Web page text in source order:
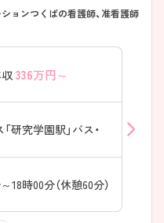
ョンつくばの看護師、准看護師
336万円～
研究学園駅」バス・
18時00分（休憩60分）